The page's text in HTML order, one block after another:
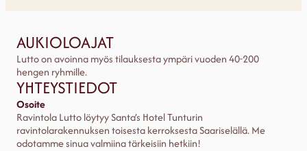
AUKIOLOAJAT
Lutto on avoinna myös tilauksesta ympäri vuoden 40-200
hengen ryhmille.
YHTEYSTIEDOT
Osoite
Ravintola Lutto löytyy Santa’s Hotel Tunturin
ravintolarakennuksen toisesta kerroksesta Saariselällä. Me
odotamme sinua valmiina tärkeisiin hetkiin!